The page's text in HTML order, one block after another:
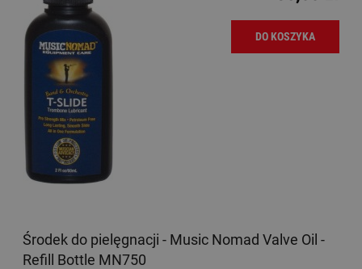
DO KOSZYKA
Środek do pielęgnacji - Music Nomad Valve Oil -
Refill Bottle MN750